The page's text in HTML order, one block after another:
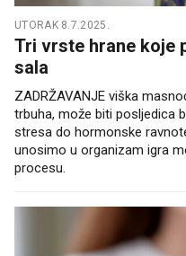
UTORAK 8.7.2025.
Tri vrste hrane koje
sala
ZADRŽAVANJE viška
trbuha, može biti posljedica
stresa do hormonske
unosimo u organizam igra
procesu.